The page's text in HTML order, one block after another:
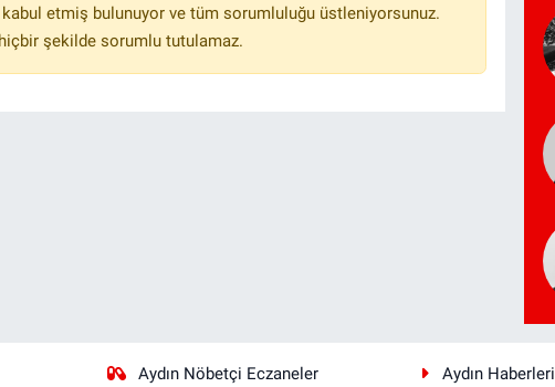
kabul etmiş bulunuyor ve tüm sorumluluğu üstleniyorsunuz.
şekilde sorumlu tutulamaz.
Aydın Nöbetçi Eczaneler
Aydın Haberleri